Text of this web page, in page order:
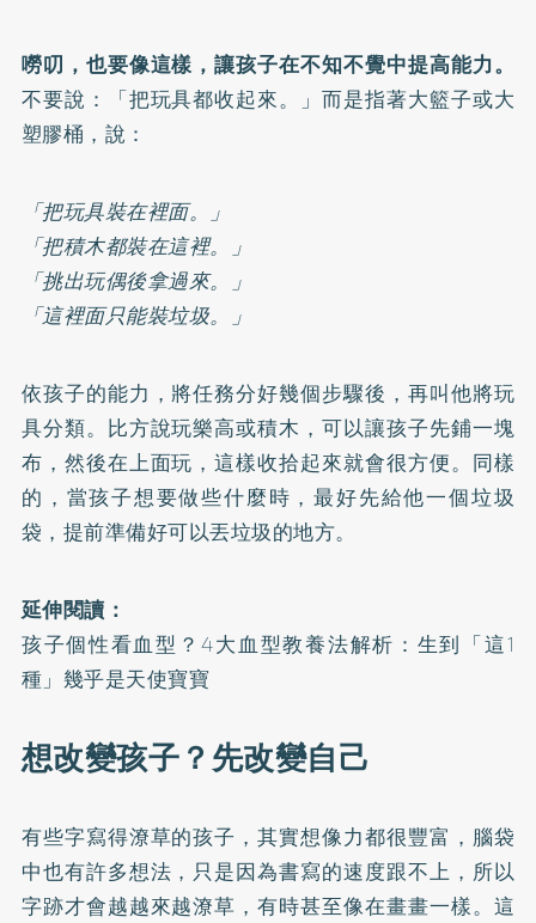
嘮叨，也要像這樣，讓孩子在不知不覺中提高能力。
不要說：「把玩具都收起來。」而是指著大籃子或大
塑膠桶，說：
「把玩具裝在裡面。」
「把積木都裝在這裡。」
「挑出玩偶後拿過來。」
「這裡面只能裝垃圾。」
依孩子的能力，將任務分好幾個步驟後，再叫他將玩
具分類。比方說玩樂高或積木，可以讓孩子先鋪一塊
布，然後在上面玩，這樣收拾起來就會很方便。同樣
的，當孩子想要做些什麼時，最好先給他一個垃圾
袋，提前準備好可以丟垃圾的地方。
延伸閱讀：
孩子個性看血型？4大血型教養法解析：生到「這1
種」幾乎是天使寶寶
想改變孩子？先改變自己
有些字寫得潦草的孩子，其實想像力都很豐富，腦袋
中也有許多想法，只是因為書寫的速度跟不上，所以
字跡才會越越來越潦草，有時甚至像在畫畫一樣。這